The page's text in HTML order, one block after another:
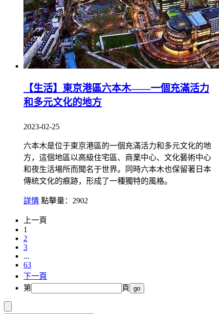
【生活】東京港區六本木——一個充滿活力
和多元文化的地方
2023-02-25
六本木是位于東京港區的一個充滿活力和多元文化的地
方，這個地區以高級住宅區、商業中心、文化藝術中心
和夜生活場所而聞名于世界。同時六本木也保留著日本
傳統文化的痕跡，形成了一種獨特的風格。
詳情 點擊量：2902
上一頁
1
2
3
...
63
下一頁
第
頁 go